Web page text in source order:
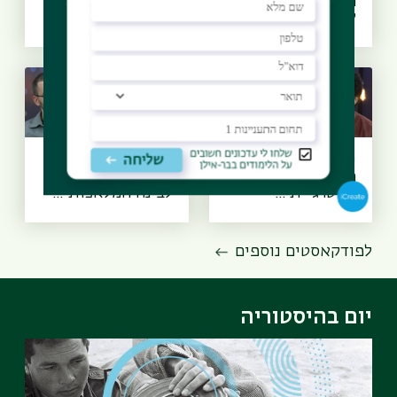
לזיכרון? א...
יסודות הביטחון -
האם לישראל יש
אסטרגיית ...
בינו לבינה
מלאכותית - האם
לבינה המלאכותי...
לפודקאסטים נוספים
יום בהיסטוריה